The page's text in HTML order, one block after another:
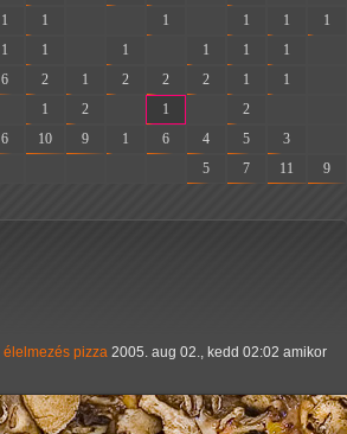
1 1 1 1 1
1
1 1 1 1 1 1
6 2 1 2 2 2 1 1
1 2 1 2
6 10 9 1 6 4 5 3
5 7 11 9
élelmezés pizza 2005. aug 02., kedd 02:02 amikor